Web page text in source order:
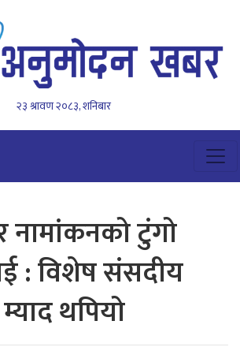
२३ श्रावण २०८३, शनिबार
नामांकनको टुंगो
: विशेष संसदीय
थपियो